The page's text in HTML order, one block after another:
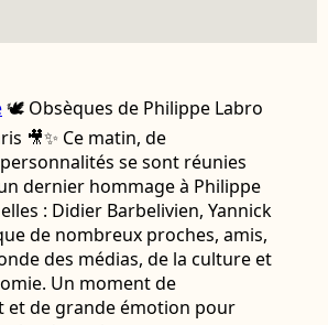
🕊️ Obsèques de Philippe Labro
🎥✨ Ce matin, de
se sont réunies
dernier hommage à Philippe
: Didier Barbelivien, Yannick
de nombreux proches, amis,
des médias, de la culture et
Un moment de
et de grande émotion pour